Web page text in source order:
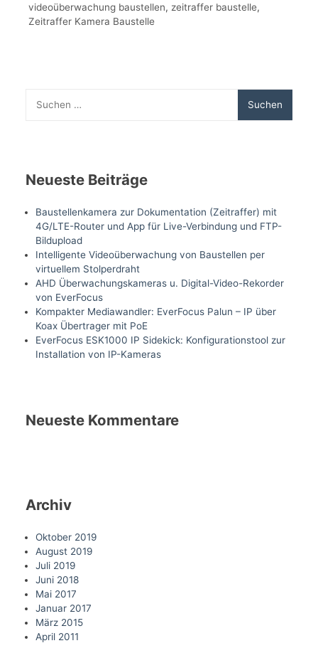
videoüberwachung baustellen, zeitraffer baustelle,
Zeitraffer Kamera Baustelle
nach:
Neueste Beiträge
Baustellenkamera zur Dokumentation (Zeitraffer) mit
4G/LTE-Router und App für Live-Verbindung und FTP-
Bildupload
Intelligente Videoüberwachung von Baustellen per
virtuellem Stolperdraht
AHD Überwachungskameras u. Digital-Video-Rekorder
von EverFocus
Kompakter Mediawandler: EverFocus Palun – IP über
Koax Übertrager mit PoE
EverFocus ESK1000 IP Sidekick: Konfigurationstool zur
Installation von IP-Kameras
Neueste Kommentare
Archiv
Oktober 2019
August 2019
Juli 2019
Juni 2018
Mai 2017
Januar 2017
März 2015
April 2011